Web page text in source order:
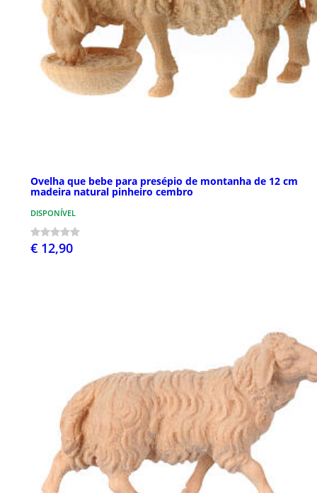
Ovelha que bebe para presépio de montanha de 12 cm
madeira natural pinheiro cembro
DISPONÍVEL
€ 12,90